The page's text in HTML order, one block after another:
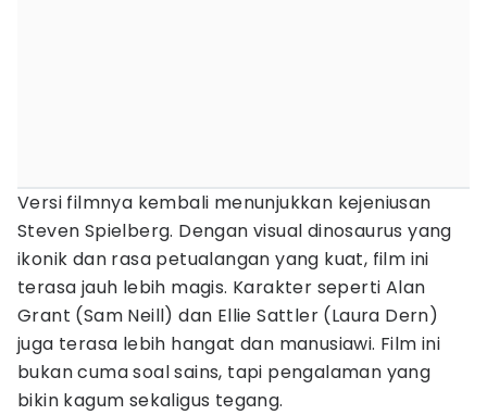
Versi filmnya kembali menunjukkan kejeniusan
Steven Spielberg. Dengan visual dinosaurus yang
ikonik dan rasa petualangan yang kuat, film ini
terasa jauh lebih magis. Karakter seperti Alan
Grant (Sam Neill) dan Ellie Sattler (Laura Dern)
juga terasa lebih hangat dan manusiawi. Film ini
bukan cuma soal sains, tapi pengalaman yang
bikin kagum sekaligus tegang.